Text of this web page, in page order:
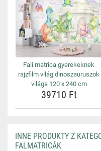
Fali matrica gyerekeknek
rajzfilm világ dinoszauruszok
világa 120 x 240 cm
39710 Ft
INNE PRODUKTY Z
FALMATRICÁK